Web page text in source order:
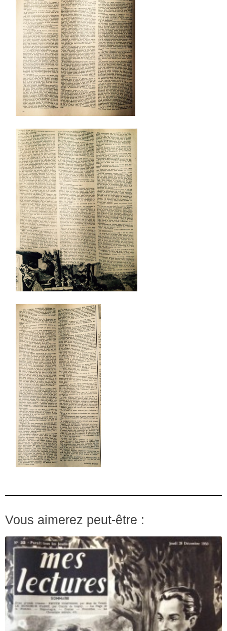
Vous aimerez peut-être :